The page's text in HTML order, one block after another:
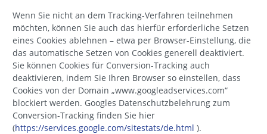
Wenn Sie nicht an dem Tracking-Verfahren teilnehmen
möchten, können Sie auch das hierfür erforderliche Setzen
eines Cookies ablehnen – etwa per Browser-Einstellung, die
das automatische Setzen von Cookies generell deaktiviert.
Sie können Cookies für Conversion-Tracking auch
deaktivieren, indem Sie Ihren Browser so einstellen, dass
Cookies von der Domain „www.googleadservices.com“
blockiert werden. Googles Datenschutzbelehrung zum
Conversion-Tracking finden Sie hier
(https://services.google.com/sitestats/de.html ).